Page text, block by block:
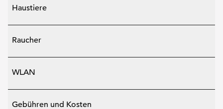
Haustiere
Raucher
WLAN
Gebühren und Kosten